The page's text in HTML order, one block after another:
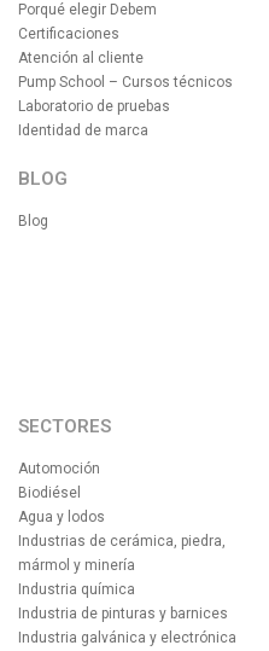
Porqué elegir Debem
Certificaciones
Atención al cliente
Pump School – Cursos técnicos
Laboratorio de pruebas
Identidad de marca
BLOG
Blog
SECTORES
Automoción
Biodiésel
Agua y lodos
Industrias de cerámica, piedra,
mármol y minería
Industria química
Industria de pinturas y barnices
Industria galvánica y electrónica